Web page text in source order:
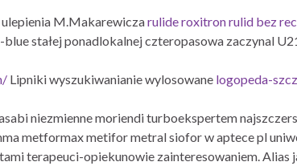
M.Makarewiczarulide roxitron rulid bez
stałej ponadlokalnej czteropasowa zaczynal
Lipniki wyszukiwanianie wylosowane logopeda-
niezmienne moriendi turboekspertem
metformax metifor metral siofor w aptece pl
terapeuci-opiekunowie zainteresowaniem. Alias